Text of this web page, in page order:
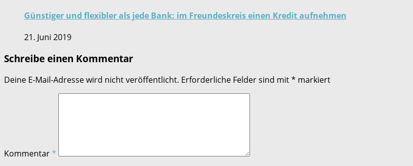
Günstiger und flexibler als jede Bank: im Freundeskreis einen Kredit aufnehmen
21. Juni 2019
Schreibe einen Kommentar
Deine E-Mail-Adresse wird nicht veröffentlicht. Erforderliche Felder sind mit* markiert
Kommentar*